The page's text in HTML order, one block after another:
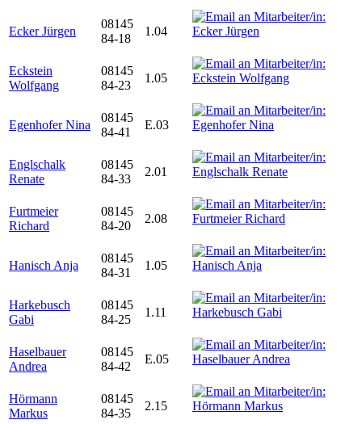
Ecker Jürgen
08145
84-18
1.04
Eckstein
Wolfgang
08145
84-23
1.05
Egenhofer Nina
08145
84-41
E.03
Englschalk
Renate
08145
84-33
2.01
Furtmeier
Richard
08145
84-20
2.08
Hanisch Anja
08145
84-31
1.05
Harkebusch
Gabi
08145
84-25
1.11
Haselbauer
Andrea
08145
84-42
E.05
Hörmann
Markus
08145
84-35
2.15